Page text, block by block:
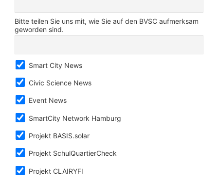
Bitte teilen Sie uns mit, wie Sie auf den BVSC aufmerksam
geworden sind.
Smart City News
Civic Science News
Event News
SmartCity Network Hamburg
Projekt BASIS.solar
Projekt SchulQuartierCheck
Projekt CLAIRYFI